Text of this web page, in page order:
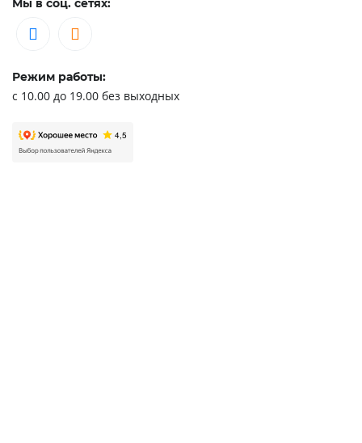
Мы в соц. сетях:
Режим работы:
с 10.00 до 19.00 без выходных